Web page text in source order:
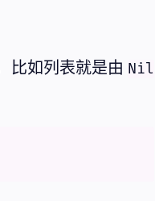
比如列表就是由 Nil